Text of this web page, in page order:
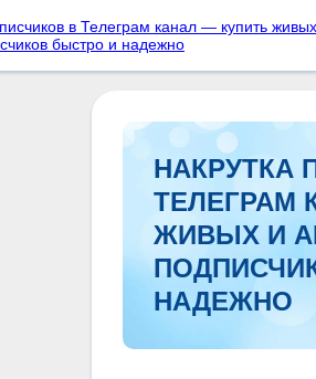
НАКРУТКА
ТЕЛЕГРАМ
ЖИВЫХ И
НАДЕЖНО